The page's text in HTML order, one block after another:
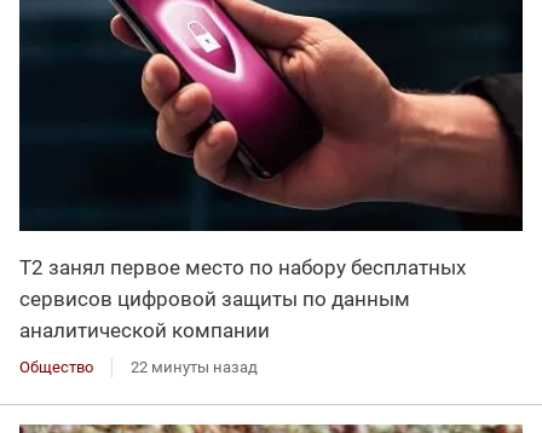
Т2 занял первое место по набору бесплатных
сервисов цифровой защиты по данным
аналитической компании
Общество 22 минуты назад